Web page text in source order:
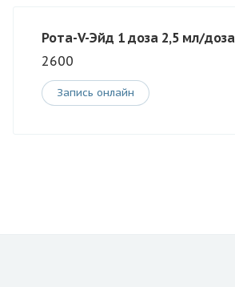
Рота-V-Эйд 1 доза 2,5 мл/доза
2600
Запись онлайн